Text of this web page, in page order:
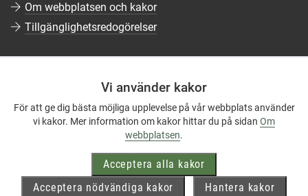
Vi använder kakor
För att ge dig bästa möjliga upplevelse på vår webbplats använder
vi kakor. Mer information om kakor hittar du på sidan Om
webbplatsen.
Acceptera alla kakor
Acceptera nödvändiga kakor
Hantera kakor
Om webbplatsen och kakor
Tillgänglighetsredogörelser
Följ oss på Facebook
Följ oss på Instagram
Följ oss på LinkedIn
Mer om våra sociala medier